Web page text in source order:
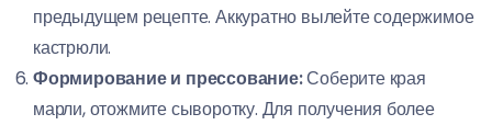
предыдущем рецепте. Аккуратно вылейте содержимое
кастрюли.
Формирование и прессование:Соберите края
марли, отожмите сыворотку. Для получения более